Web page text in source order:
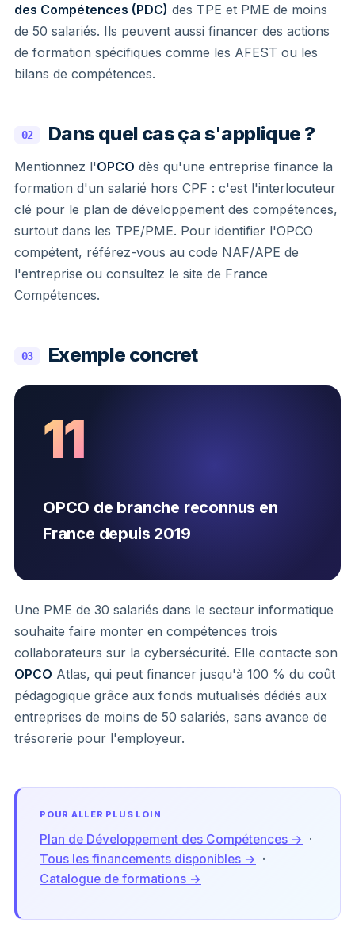
des Compétences (PDC) des TPE et PME de moins
de 50 salariés. Ils peuvent aussi financer des actions
de formation spécifiques comme les AFEST ou les
bilans de compétences.
02 Dans quel cas ça s'applique ?
Mentionnez l'OPCO dès qu'une entreprise finance la
formation d'un salarié hors CPF : c'est l'interlocuteur
clé pour le plan de développement des compétences,
surtout dans les TPE/PME. Pour identifier l'OPCO
compétent, référez-vous au code NAF/APE de
l'entreprise ou consultez le site de France
Compétences.
03 Exemple concret
11
OPCO de branche reconnus en
France depuis 2019
Une PME de 30 salariés dans le secteur informatique
souhaite faire monter en compétences trois
collaborateurs sur la cybersécurité. Elle contacte son
OPCO Atlas, qui peut financer jusqu'à 100 % du coût
pédagogique grâce aux fonds mutualisés dédiés aux
entreprises de moins de 50 salariés, sans avance de
trésorerie pour l'employeur.
POUR ALLER PLUS LOIN
Plan de Développement des Compétences → ·
Tous les financements disponibles → ·
Catalogue de formations →